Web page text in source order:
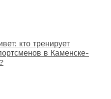
кто тренирует
в Каменске-